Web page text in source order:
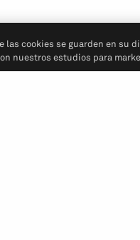
las cookies se guarden en su
nuestros estudios para